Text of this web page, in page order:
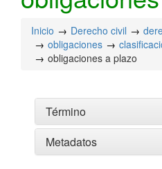
Inicio Derecho civil
obligaciones
obligaciones a plazo
Término
Metadatos